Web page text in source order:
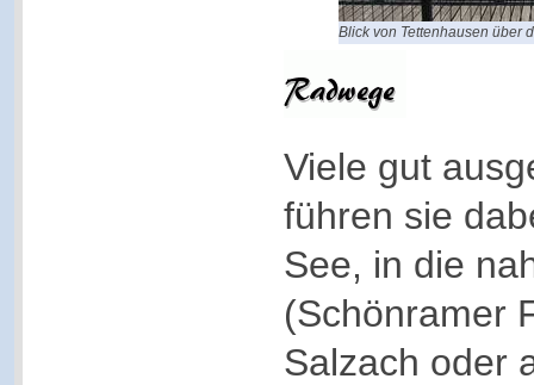
Blick von Tettenhausen über
Viele gut
führen sie
See, in die
(Schönramer
Salzach oder